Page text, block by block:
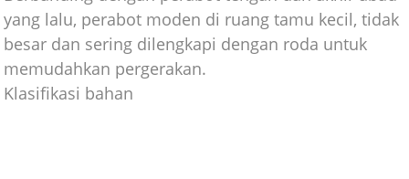
yang lalu, perabot moden di ruang tamu kecil, tidak
besar dan sering dilengkapi dengan roda untuk
memudahkan pergerakan.
Klasifikasi bahan